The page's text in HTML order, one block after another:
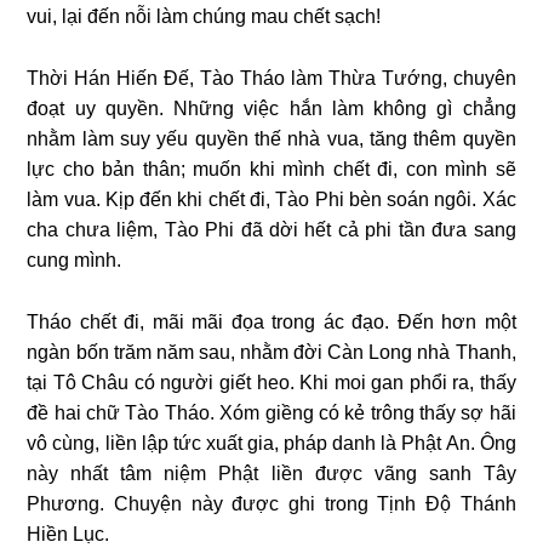
vui, lại đến nỗi làm chúng mau chết sạch!
Thời Hán Hiến Đế, Tào Tháo làm Thừa Tướng, chuyên
đoạt uy quyền. Những việc hắn làm không gì chẳng
nhằm làm suy yếu quyền thế nhà vua, tăng thêm quyền
lực cho bản thân; muốn khi mình chết đi, con mình sẽ
làm vua. Kịp đến khi chết đi, Tào Phi bèn soán ngôi. Xác
cha chưa liệm, Tào Phi đã dời hết cả phi tần đưa sang
cung mình.
Tháo chết đi, mãi mãi đọa trong ác đạo. Đến hơn một
ngàn bốn trăm năm sau, nhằm đời Càn Long nhà Thanh,
tại Tô Châu có người giết heo. Khi moi gan phổi ra, thấy
đề hai chữ Tào Tháo. Xóm giềng có kẻ trông thấy sợ hãi
vô cùng, liền lập tức xuất gia, pháp danh là Phật An. Ông
này nhất tâm niệm Phật liền được vãng sanh Tây
Phương. Chuyện này được ghi trong Tịnh Độ Thánh
Hiền Lục.